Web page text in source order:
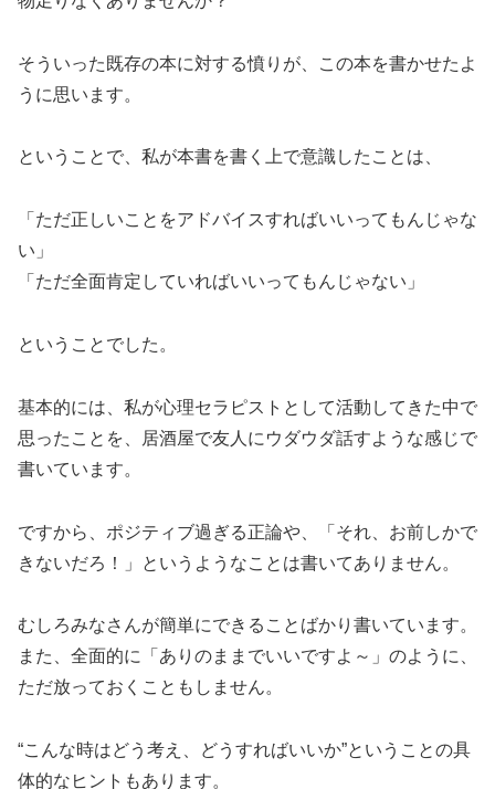
そういった既存の本に対する憤りが、この本を書かせたよ
うに思います。
ということで、私が本書を書く上で意識したことは、
「ただ正しいことをアドバイスすればいいってもんじゃな
い」
「ただ全面肯定していればいいってもんじゃない」
ということでした。
基本的には、私が心理セラピストとして活動してきた中で
思ったことを、居酒屋で友人にウダウダ話すような感じで
書いています。
ですから、ポジティブ過ぎる正論や、「それ、お前しかで
きないだろ！」というようなことは書いてありません。
むしろみなさんが簡単にできることばかり書いています。
また、全面的に「ありのままでいいですよ～」のように、
ただ放っておくこともしません。
“こんな時はどう考え、どうすればいいか”ということの具
体的なヒントもあります。